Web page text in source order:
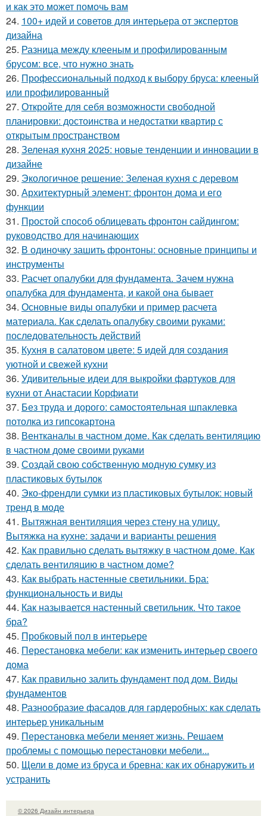
и как это может помочь вам
24. 100+ идей и советов для интерьера от экспертов
дизайна
25. Разница между клееным и профилированным
брусом: все, что нужно знать
26. Профессиональный подход к выбору бруса: клееный
или профилированный
27. Откройте для себя возможности свободной
планировки: достоинства и недостатки квартир с
открытым пространством
28. Зеленая кухня 2025: новые тенденции и инновации в
дизайне
29. Экологичное решение: Зеленая кухня с деревом
30. Архитектурный элемент: фронтон дома и его
функции
31. Простой способ облицевать фронтон сайдингом:
руководство для начинающих
32. В одиночку зашить фронтоны: основные принципы и
инструменты
33. Расчет опалубки для фундамента. Зачем нужна
опалубка для фундамента, и какой она бывает
34. Основные виды опалубки и пример расчета
материала. Как сделать опалубку своими руками:
последовательность действий
35. Кухня в салатовом цвете: 5 идей для создания
уютной и свежей кухни
36. Удивительные идеи для выкройки фартуков для
кухни от Анастасии Корфиати
37. Без труда и дорого: самостоятельная шпаклевка
потолка из гипсокартона
38. Вентканалы в частном доме. Как сделать вентиляцию
в частном доме своими руками
39. Создай свою собственную модную сумку из
пластиковых бутылок
40. Эко-френдли сумки из пластиковых бутылок: новый
тренд в моде
41. Вытяжная вентиляция через стену на улицу.
Вытяжка на кухне: задачи и варианты решения
42. Как правильно сделать вытяжку в частном доме. Как
сделать вентиляцию в частном доме?
43. Как выбрать настенные светильники. Бра:
функциональность и виды
44. Как называется настенный светильник. Что такое
бра?
45. Пробковый пол в интерьере
46. Перестановка мебели: как изменить интерьер своего
дома
47. Как правильно залить фундамент под дом. Виды
фундаментов
48. Разнообразие фасадов для гардеробных: как сделать
интерьер уникальным
49. Перестановка мебели меняет жизнь. Решаем
проблемы с помощью перестановки мебели...
50. Щели в доме из бруса и бревна: как их обнаружить и
устранить
© 2026 Дизайн интерьера